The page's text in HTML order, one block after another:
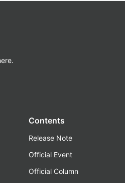
Contents
Release Note
Official Event
Official Column